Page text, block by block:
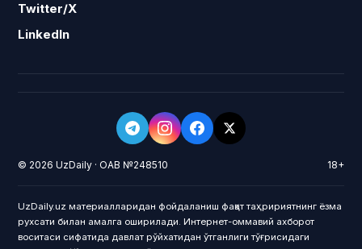
Twitter/X
LinkedIn
© 2026 UzDaily · ОАВ №248510 18+
UzDaily.uz материалларидан фойдаланиш фақат таҳририятнинг ёзма
рухсати билан амалга оширилади. Интернет-оммавий ахборот
воситаси сифатида давлат рўйхатидан ўтганлиги тўғрисидаги